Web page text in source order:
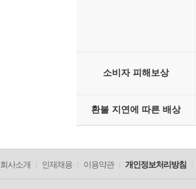
소비자 피해보상
환불 지연에 따른 배상
회사소개 인재채용 이용약관 개인정보처리방침